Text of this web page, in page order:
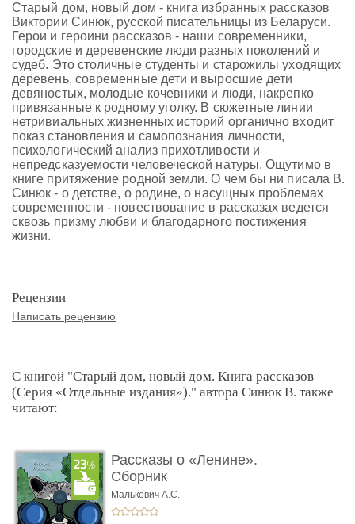
Старый дом, новый дом - книга избранных рассказов
Виктории Синюк, русской писательницы из Беларуси.
Герои и героини рассказов - наши современники,
городские и деревенские люди разных поколений и
судеб. Это столичные студенты и старожилы уходящих
деревень, современные дети и выросшие дети
девяностых, молодые кочевники и люди, накрепко
привязанные к родному уголку. В сюжетные линии
нетривиальных жизненных историй органично входит
показ становления и самопознания личности,
психологический анализ прихотливости и
непредсказуемости человеческой натуры. Ощутимо в
книге притяжение родной земли. О чем бы ни писала В.
Синюк - о детстве, о родине, о насущных проблемах
современности - повествование в рассказах ведется
сквозь призму любви и благодарного постижения
жизни.
Рецензии
Написать рецензию
С книгой "Старый дом, новый дом. Книга рассказов
(Серия «Отдельные издания»)." автора Синюк В. также
читают:
Рассказы о «Ленине».
Сборник
Малькевич А.С.